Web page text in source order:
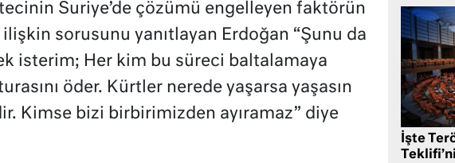
Suriye’de çözümü engelleyen faktörün
sorusunu yanıtlayan Erdoğan “Şunu da
isterim; Her kim bu süreci baltalamaya
öder. Kürtler nerede yaşarsa yaşasın
Kimse bizi birbirimizden ayıramaz” diye
İşte